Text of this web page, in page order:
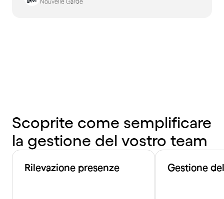
Scoprite come semplificare
la gestione del vostro team
Rilevazione presenze Gestione